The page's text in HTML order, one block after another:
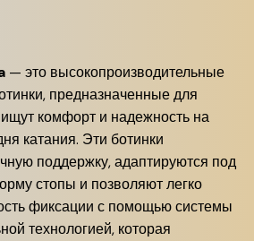
— это высокопроизводительные
предназначенные для
комфорт и надежность на
катания. Эти ботинки
поддержку, адаптируются под
стопы и позволяют легко
фиксации с помощью системы
технологией, которая